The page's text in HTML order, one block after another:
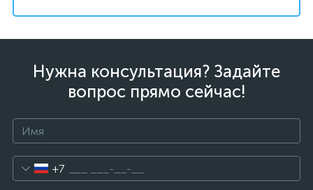
Нужна консультация? Задайте
вопрос прямо сейчас!
+7